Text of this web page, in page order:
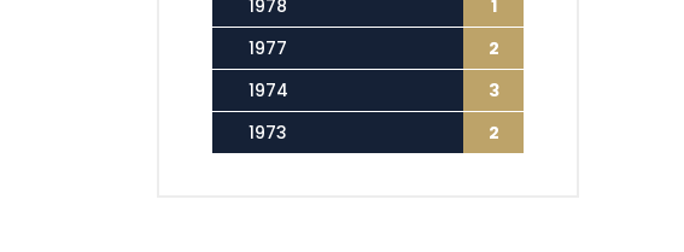
1978
1
1977
2
1974
3
1973
2